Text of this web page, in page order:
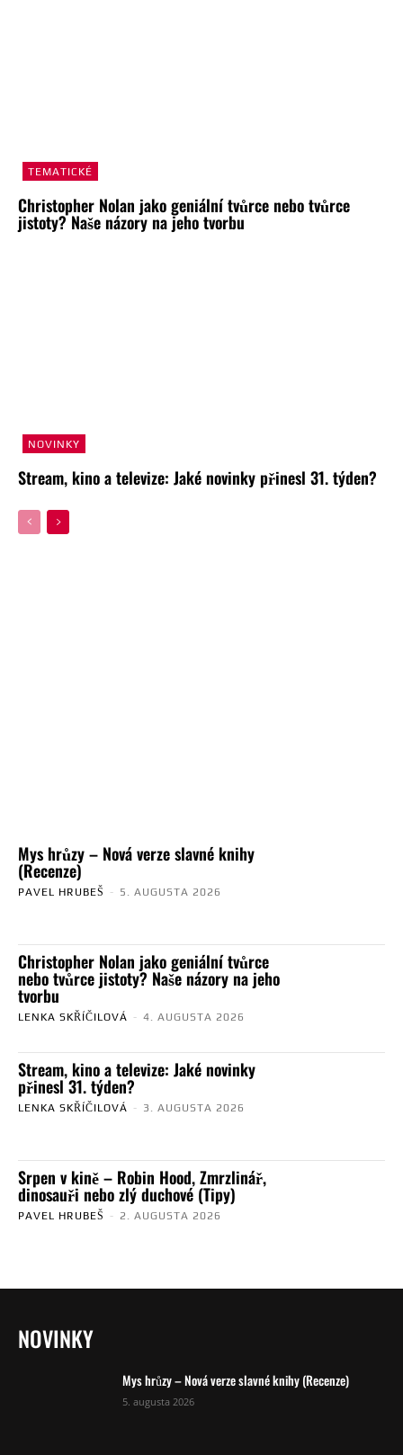
TEMATICKÉ
Christopher Nolan jako geniální tvůrce nebo tvůrce
jistoty? Naše názory na jeho tvorbu
NOVINKY
Stream, kino a televize: Jaké novinky přinesl 31. týden?
Mys hrůzy – Nová verze slavné knihy
(Recenze)
PAVEL HRUBEŠ - 5. AUGUSTA 2026
Christopher Nolan jako geniální tvůrce
nebo tvůrce jistoty? Naše názory na jeho
tvorbu
LENKA SKŘÍČILOVÁ - 4. AUGUSTA 2026
Stream, kino a televize: Jaké novinky
přinesl 31. týden?
LENKA SKŘÍČILOVÁ - 3. AUGUSTA 2026
Srpen v kině – Robin Hood, Zmrzlinář,
dinosauři nebo zlý duchové (Tipy)
PAVEL HRUBEŠ - 2. AUGUSTA 2026
NOVINKY
Mys hrůzy – Nová verze slavné knihy (Recenze)
5. augusta 2026